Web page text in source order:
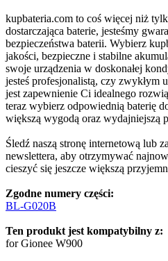
kupbateria.com to coś więcej niż
dostarczająca baterie, jesteśmy
bezpieczeństwa baterii. Wybierz
jakości, bezpieczne i stabilne
swoje urządzenia w doskonałej
jesteś profesjonalistą, czy zwykłym
jest zapewnienie Ci idealnego
teraz wybierz odpowiednią baterię
większą wygodą oraz wydajniejszą
Śledź naszą stronę internetową lub
newslettera, aby otrzymywać
cieszyć się jeszcze większą
Zgodne numery części:
BL-G020B
Ten produkt jest kompatybilny z:
for Gionee W900